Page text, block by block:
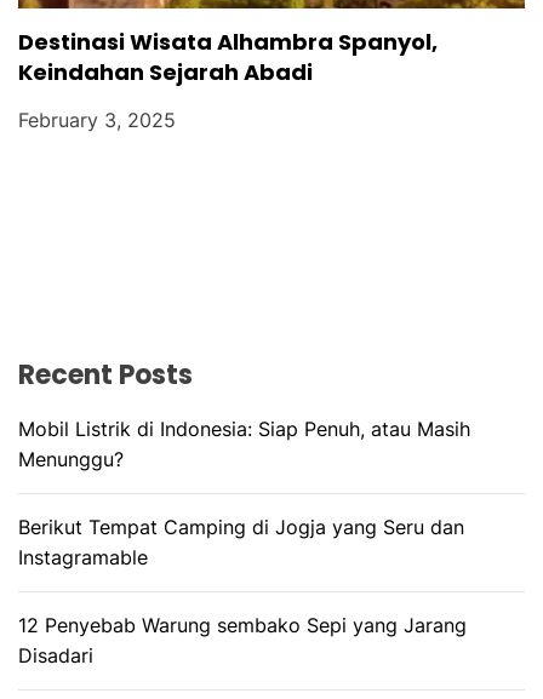
Destinasi Wisata Alhambra Spanyol,
Keindahan Sejarah Abadi
February 3, 2025
Recent Posts
Mobil Listrik di Indonesia: Siap Penuh, atau Masih
Menunggu?
Berikut Tempat Camping di Jogja yang Seru dan
Instagramable
12 Penyebab Warung sembako Sepi yang Jarang
Disadari